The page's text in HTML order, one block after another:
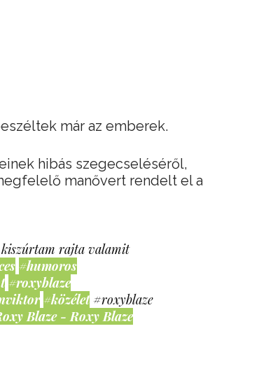
már az emberek.
hibás szegecseléséről,
manővert rendelt el a
rajta valamit
#humoros
#roxyblaze
#közélet #roxyblaze
Blaze - Roxy Blaze